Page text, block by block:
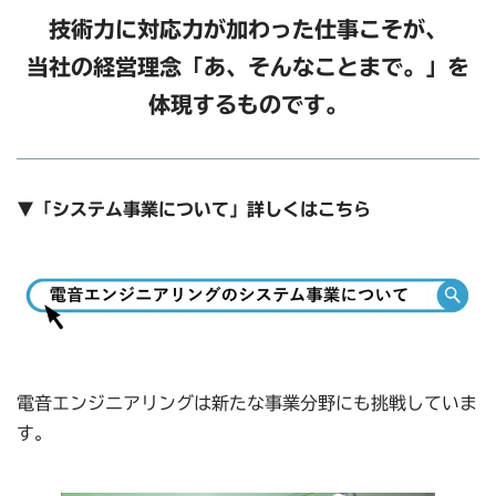
技術力に対応力が加わった仕事こそが、
当社の経営理念「あ、そんなことまで。」 を
体現するものです。
▼「システム事業について」詳しくはこちら
電音エンジニアリングは新たな事業分野にも挑戦していま
す。